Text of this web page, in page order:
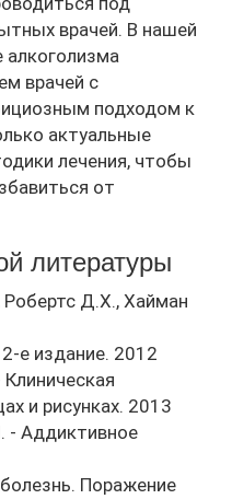
врачей. В нашей
алкоголизма
врачей с
подходом к
актуальные
лечения, чтобы
от
литературы
Д.Х., Хайман
е издание. 2012
и рисунках. 2013
- Аддиктивное
Поражение